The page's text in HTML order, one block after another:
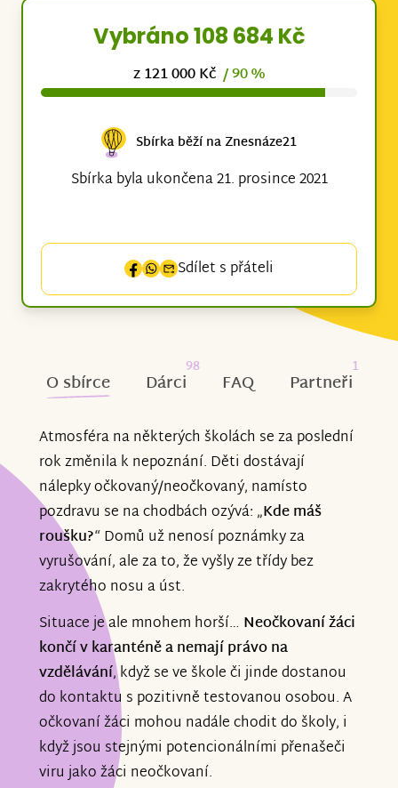
Vybráno 108 684 Kč
z 121 000 Kč / 90 %
Sbírka běží na Znesnáze21
Sbírka byla ukončena 21. prosince 2021
Sdílet s přáteli
O sbírce Dárci
98
FAQ Partneři
1
Atmosféra na některých školách se za poslední
rok změnila k nepoznání. Děti dostávají
nálepky očkovaný/neočkovaný, namísto
pozdravu se na chodbách ozývá: „Kde máš
roušku?“ Domů už nenosí poznámky za
vyrušování, ale za to, že vyšly ze třídy bez
zakrytého nosu a úst.
Situace je ale mnohem horší… Neočkovaní žáci
končí v karanténě a nemají právo na
vzdělávání, když se ve škole či jinde dostanou
do kontaktu s pozitivně testovanou osobou. A
očkovaní žáci mohou nadále chodit do školy, i
když jsou stejnými potencionálními přenašeči
viru jako žáci neočkovaní.